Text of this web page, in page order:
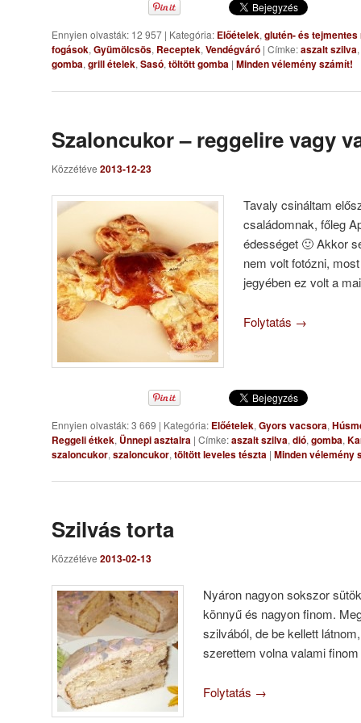
Ennyien olvasták: 12 957 | Kategória: Előételek, glutén- és
fogások, Gyümölcsös, Receptek, Vendégváró | Címke:aszalt szilva,
gomba, grill ételek, Sasó, töltött gomba | Minden vélemény számít!
Szaloncukor – reggelire vagy
Közzétéve 2013-12-23
Tavaly csináltam
családomnak, főleg
édességet 🙂 Akkor
nem volt fotózni,
jegyében ez volt a
Folytatás →
Ennyien olvasták: 3 669 | Kategória: Előételek, Gyors vacsora,
Reggeli étkek, Ünnepi asztalra | Címke:aszalt szilva, dió, gomba,
szaloncukor, szaloncukor, töltött leveles tészta | Minden vélemény
Szilvás torta
Közzétéve 2013-02-13
Nyáron nagyon sokszor
könnyű és nagyon finom.
szilvából, de be kellett
szerettem volna valami
Folytatás →